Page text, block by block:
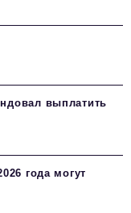
выплатить
года могут